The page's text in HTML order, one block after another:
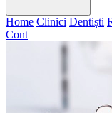
Home Clinici Dentiști
Cont